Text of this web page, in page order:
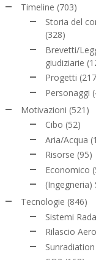
Timeline (703)
Storia del
(328)
Brevetti/
giudiziarie
Progetti
Personaggi
Motivazioni (521)
Cibo (52)
Aria/Acqua
Risorse (95)
Economico
(Ingegneria)
Tecnologie (846)
Sistemi
Rilascio